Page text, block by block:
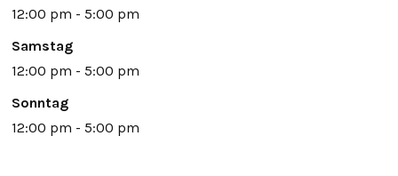
12:00 pm - 5:00 pm
Samstag
12:00 pm - 5:00 pm
Sonntag
12:00 pm - 5:00 pm